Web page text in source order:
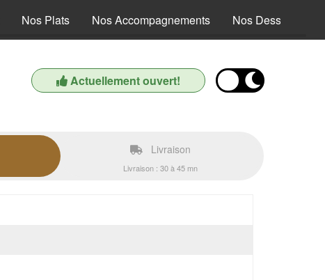
Nos Plats Nos Accompagnements Nos Desserts
Actuellement ouvert!
Livraison
Livraison : 30 à 45 mn